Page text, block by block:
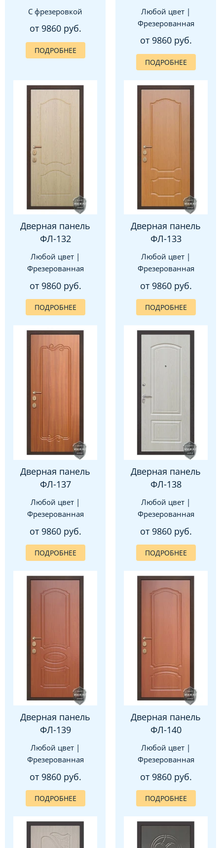
С фрезеровкой
от 9860 руб.
ПОДРОБНЕЕ
Любой цвет |
Фрезерованная
от 9860 руб.
ПОДРОБНЕЕ
Дверная панель
ФЛ-132
Любой цвет |
Фрезерованная
от 9860 руб.
ПОДРОБНЕЕ
Дверная панель
ФЛ-133
Любой цвет |
Фрезерованная
от 9860 руб.
ПОДРОБНЕЕ
Дверная панель
ФЛ-137
Любой цвет |
Фрезерованная
от 9860 руб.
ПОДРОБНЕЕ
Дверная панель
ФЛ-138
Любой цвет |
Фрезерованная
от 9860 руб.
ПОДРОБНЕЕ
Дверная панель
ФЛ-139
Любой цвет |
Фрезерованная
от 9860 руб.
ПОДРОБНЕЕ
Дверная панель
ФЛ-140
Любой цвет |
Фрезерованная
от 9860 руб.
ПОДРОБНЕЕ